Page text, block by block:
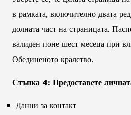
в рамката, включително двата
долната част на страницата.
валиден поне шест месеца при
Обединеното кралство.
Стъпка 4: Предоставете
Данни за контакт